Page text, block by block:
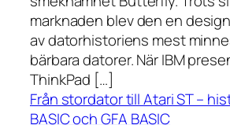
marknaden blev den en
av datorhistoriens mest
bärbara datorer. När IBM
ThinkPad […]
Från stordator till Atari ST –
BASIC och GFA BASIC